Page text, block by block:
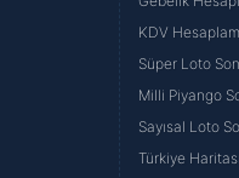
KDV
Süper Loto
Milli Piyango
Sayısal Loto
Türkiye Haritası